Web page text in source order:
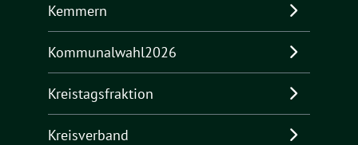
Kemmern
Kommunalwahl2026
Kreistagsfraktion
Kreisverband